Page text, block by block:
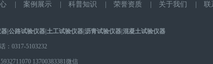
案例展示 科普知识 荣誉资质 关于我们 联
公路试验仪器 土工试验仪器 沥青试验仪器 混凝土试验仪器
0317-5103232
13700383381微信